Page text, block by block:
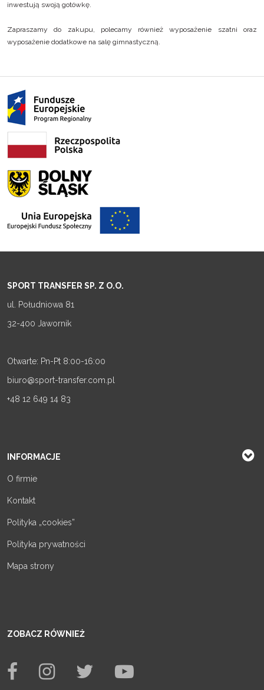
inwestują swoją gotówkę.
Zapraszamy do zakupu, polecamy równieżwyposażenie szatni oraz
wyposażenie dodatkowe na salę gimnastyczną.
SPORT TRANSFER SP. Z O.O.
ul. Południowa 81
32-400 Jawornik
Otwarte: Pn-Pt 8:00-16:00
biuro@sport-transfer.com.pl
+48 12 649 14 83
INFORMACJE
O firmie
Kontakt
Polityka „cookies”
Polityka prywatności
Mapa strony
ZOBACZ RÓWNIEŻ